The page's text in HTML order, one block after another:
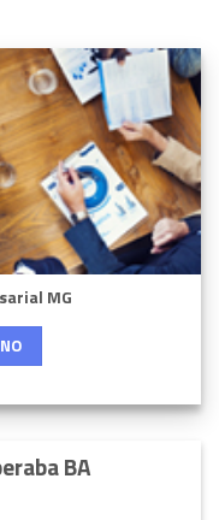
MG
BA